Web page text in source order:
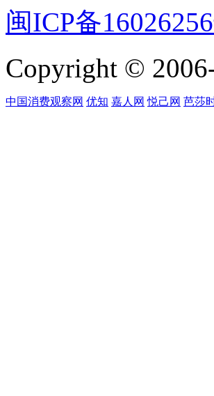
闽ICP备
Copyright ©
中国消费观察网 优知 嘉人网 悦己网 芭莎